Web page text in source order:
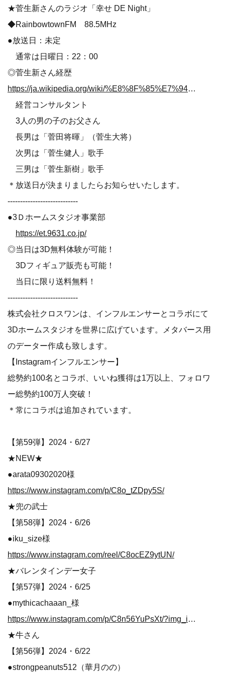
★菅生新さんのラジオ「幸せ DE Night」
◆RainbowtownFM 88.5MHz
●放送日：未定
通常は日曜日：22：00
◎菅生新さん経歴
https://ja.wikipedia.org/wiki/%E8%8F%85%E7%94%9F%E6%96%B0
経営コンサルタント
3人の男の子のお父さん
長男は「菅田将暉」（菅生大将）
次男は「菅生健人」歌手
三男は「菅生新樹」歌手
＊放送日が決まりましたらお知らせいたします。
----------------------------
●3Ｄホームスタジオ事業部
https://et.9631.co.jp/
◎当日は3D無料体験が可能！
3Dフィギュア販売も可能！
当日に限り送料無料！
----------------------------
株式会社クロスワンは、インフルエンサーとコラボにて
3Dホームスタジオを世界に広げています。メタバース用
のデーター作成も致します。
【Instagramインフルエンサー】
総勢約100名とコラボ、いいね獲得は1万以上、フォロワ
ー総勢約100万人突破！
＊常にコラボは追加されています。
【第59弾】2024・6/27
★NEW★
●arata09302020様
https://www.instagram.com/p/C8o_tZDpy5S/
★兜の武士
【第58弾】2024・6/26
●iku_size様
https://www.instagram.com/reel/C8ocEZ9ytUN/
★バレンタインデー女子
【第57弾】2024・6/25
●mythicachaaan_様
https://www.instagram.com/p/C8n56YuPsXt/?img_index=1
★牛さん
【第56弾】2024・6/22
●strongpeanuts512（華月のの）